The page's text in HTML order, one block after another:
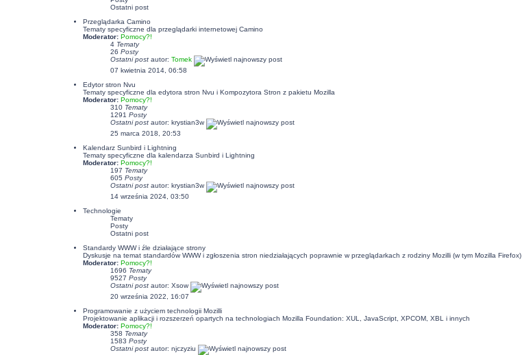
Ostatni post
Przeglądarka Camino
Tematy specyficzne dla przeglądarki internetowej Camino
Moderator: Pomocy?!
4 Tematy
26 Posty
Ostatni postautor: Tomek
07 kwietnia 2014, 06:58
Edytor stron Nvu
Tematy specyficzne dla edytora stron Nvu i Kompozytora Stron z pakietu Mozilla
Moderator: Pomocy?!
310 Tematy
1291 Posty
Ostatni postautor: krystian3w
25 marca 2018, 20:53
Kalendarz Sunbird i Lightning
Tematy specyficzne dla kalendarza Sunbird i Lightning
Moderator: Pomocy?!
197 Tematy
605 Posty
Ostatni postautor: krystian3w
14 września 2024, 03:50
Technologie
Tematy
Posty
Ostatni post
Standardy WWW i źle działające strony
Dyskusje na temat standardów WWW i zgłoszenia stron niedziałających poprawnie w przeglądarkach z rodziny Mozilli (w tym Mozilla Firefox)
Moderator: Pomocy?!
1696 Tematy
9527 Posty
Ostatni postautor: Xsow
20 września 2022, 16:07
Programowanie z użyciem technologii Mozilli
Projektowanie aplikacji i rozszerzeń opartych na technologiach Mozilla Foundation: XUL, JavaScript, XPCOM, XBL i innych
Moderator: Pomocy?!
358 Tematy
1583 Posty
Ostatni postautor: njczyziu